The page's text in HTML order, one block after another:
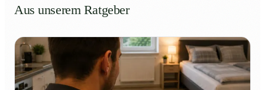
Aus unserem Ratgeber